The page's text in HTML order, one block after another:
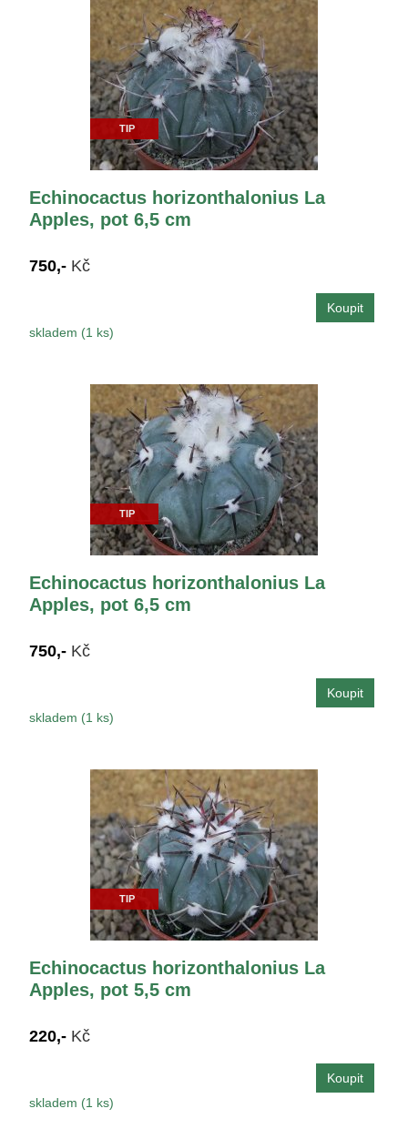
TIP
Echinocactus horizonthalonius La
Apples, pot 6,5 cm
750,- Kč
skladem (1 ks)
TIP
Echinocactus horizonthalonius La
Apples, pot 6,5 cm
750,- Kč
skladem (1 ks)
TIP
Echinocactus horizonthalonius La
Apples, pot 5,5 cm
220,- Kč
skladem (1 ks)